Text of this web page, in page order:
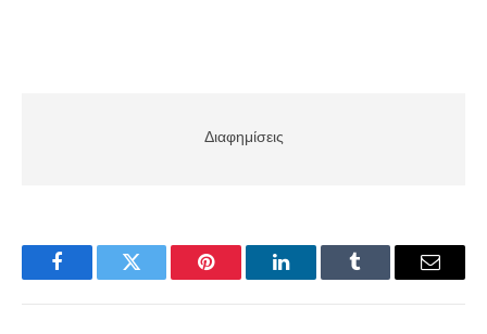
Διαφημίσεις
FacebookTwitter Pinterest LinkedInTumblr Email